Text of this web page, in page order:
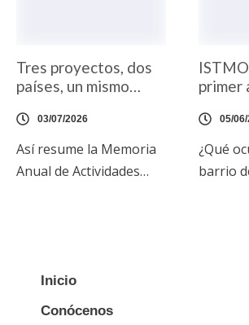
Tres proyectos, dos
países, un mismo
03/07/2026
Así resume la Memoria
Anual de Actividades
en su primera reunión
del año. Un encuentro
primer
05/
¿Qué
barrio
Inicio
Conócenos